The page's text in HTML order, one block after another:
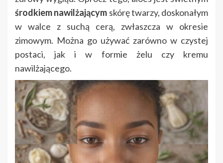
środkiem nawilżającym skórę twarzy, doskonałym
w walce z suchą cerą, zwłaszcza w okresie
zimowym. Można go używać zarówno w czystej
postaci, jak i w formie żelu czy kremu
nawilżającego.